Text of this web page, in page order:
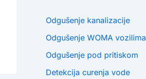
Odgušenje kanalizacije
Odgušenje WOMA vozilima
Odgušenje pod pritiskom
Detekcija curenja vode